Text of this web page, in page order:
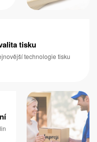
tisku
technologie tisku